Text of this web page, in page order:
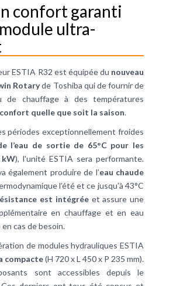
confort garanti
ultra-
ESTIA R32 est équipée du nouveau
Rotaryde Toshiba qui de fournir de
de chauffage à des températures
confort quelle que soit la saison.
périodes exceptionnellement froides
l’eau de sortie de 65°C pour les
), l'unité ESTIA sera performante.
également produire de l’eau chaude
l’été et ce jusqu’à 43°C
est intégréeet assure une
en chauffage et en eau
cas de besoin.
de modules hydrauliques ESTIA
compacte(H 720 x L 450 x P 235 mm).
sont accessibles depuis le